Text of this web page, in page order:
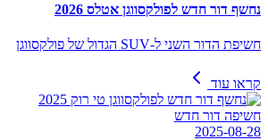
נחשף דור חדש לפולקסווגן אטלס 2026
חשיפת הדור השני ל-SUV הגדול של פולקסווגן
קראו עוד
חשיפה דור חדש
2025-08-28